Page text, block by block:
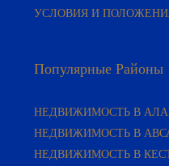
УСЛОВИЯ И
Популярные Районы
НЕДВИЖИМОСТЬ В
НЕДВИЖИМОСТЬ В
НЕДВИЖИМОСТЬ В